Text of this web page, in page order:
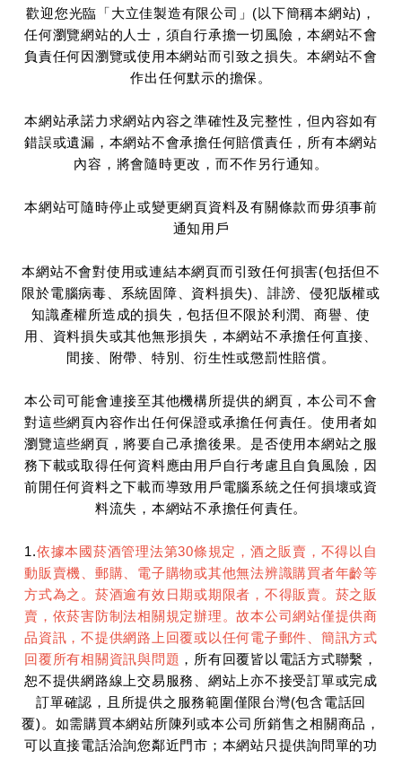
歡迎您光臨「大立佳製造有限公司」(以下簡稱本網站)，
任何瀏覽網站的人士，須自行承擔一切風險，本網站不會
負責任何因瀏覽或使用本網站而引致之損失。本網站不會
作出任何默示的擔保。
本網站承諾力求網站內容之準確性及完整性，但內容如有
錯誤或遺漏，本網站不會承擔任何賠償責任，所有本網站
內容，將會隨時更改，而不作另行通知。
本網站可隨時停止或變更網頁資料及有關條款而毋須事前
通知用戶
本網站不會對使用或連結本網頁而引致任何損害(包括但不
限於電腦病毒、系統固障、資料損失)、誹謗、侵犯版權或
知識產權所造成的損失，包括但不限於利潤、商譽、使
用、資料損失或其他無形損失，本網站不承擔任何直接、
間接、附帶、特別、衍生性或懲罰性賠償。
本公司可能會連接至其他機構所提供的網頁，本公司不會
對這些網頁內容作出任何保證或承擔任何責任。使用者如
瀏覽這些網頁，將要自己承擔後果。是否使用本網站之服
務下載或取得任何資料應由用戶自行考慮且自負風險，因
前開任何資料之下載而導致用戶電腦系統之任何損壞或資
料流失，本網站不承擔任何責任。
1.依據本國菸酒管理法第30條規定，酒之販賣，不得以自
動販賣機、郵購、電子購物或其他無法辨識購買者年齡等
方式為之。菸酒逾有效日期或期限者，不得販賣。菸之販
賣，依菸害防制法相關規定辦理。故本公司網站僅提供商
品資訊，不提供網路上回覆或以任何電子郵件、簡訊方式
回覆所有相關資訊與問題 ，所有回覆皆以電話方式聯繫，
恕不提供網路線上交易服務、網站上亦不接受訂單或完成
訂單確認，且所提供之服務範圍僅限台灣(包含電話回
覆)。如需購買本網站所陳列或本公司所銷售之相關商品，
可以直接電話洽詢您鄰近門市；本網站只提供詢問單的功